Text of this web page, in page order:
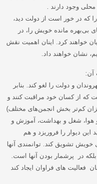
وجود دارند
که در خور است از دولت دید،
بی‌بهره مانده خویش را، در
خواهند کرد. اینان اهمیت نقش
نشان خواهند داد
آن:
و دولت را لغو کند. بنابر
که از کسان خود مراقبت کنند و
کم‌تر بخش انجمن‌های مختلف)
هوا، شغل و بهداشت، آموزش و
این دیوار را فروریزد و هم
خویش تشویق کند. توانمندی آنها
در پرشمار بودن آنها است.
فعالیت های فراوان ایجاد کند